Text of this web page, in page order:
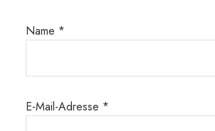
Name *
E-Mail-Adresse *